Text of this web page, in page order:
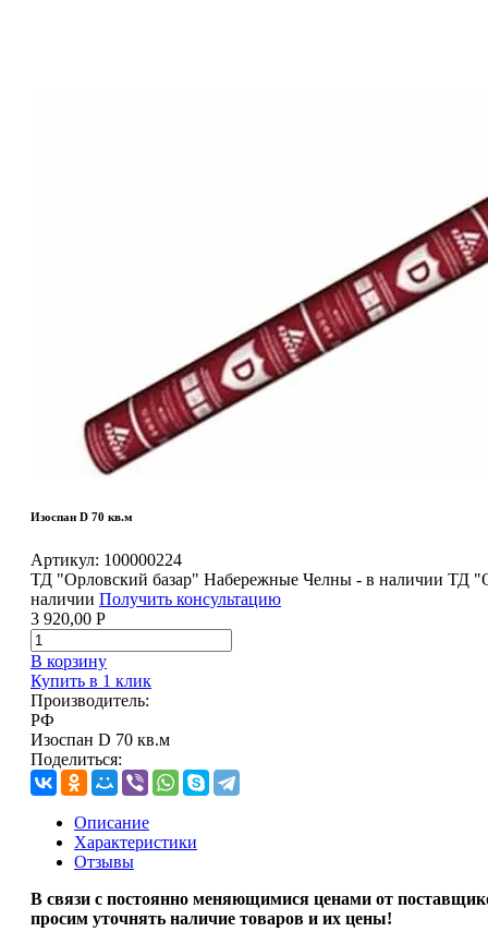
Изоспан D 70 кв.м
Артикул: 100000224
ТД "Орловский базар" Набережные Челны - в наличии ТД
наличии Получить консультацию
3 920,00 Р
В корзину
Купить в 1 клик
Производитель:
РФ
Изоспан D 70 кв.м
Поделиться:
Описание
Характеристики
Отзывы
В связи с постоянно меняющимися ценами от
просим уточнять наличие товаров и их цены!